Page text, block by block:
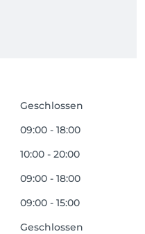
Geschlossen
09:00 - 18:00
10:00 - 20:00
09:00 - 18:00
09:00 - 15:00
Geschlossen